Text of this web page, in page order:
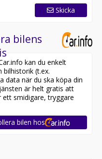
Skicka
bilens
kan du enkelt
(t.ex.
data när du ska köpa din
är helt gratis att
smidigare, tryggare
bilen hos